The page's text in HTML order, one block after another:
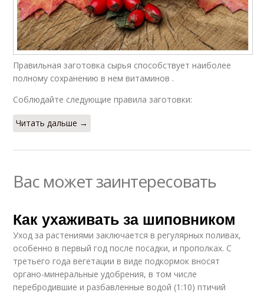
Правильная заготовка сырья способствует наиболее
полному сохранению в нем витаминов .
Соблюдайте следующие правила заготовки:
Читать дальше →
Вас может заинтересовать
Как ухаживать за шиповником
Уход за растениями заключается в регулярных поливах,
особенно в первый год после посадки, и прополках. С
третьего года вегетации в виде подкормок вносят
органо-минеральные удобрения, в том числе
перебродившие и разбавленные водой (1:10) птичий